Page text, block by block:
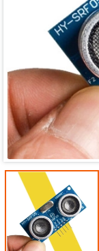
Mã giảm giá:
Ngày hết hạn:
Điều kiện: